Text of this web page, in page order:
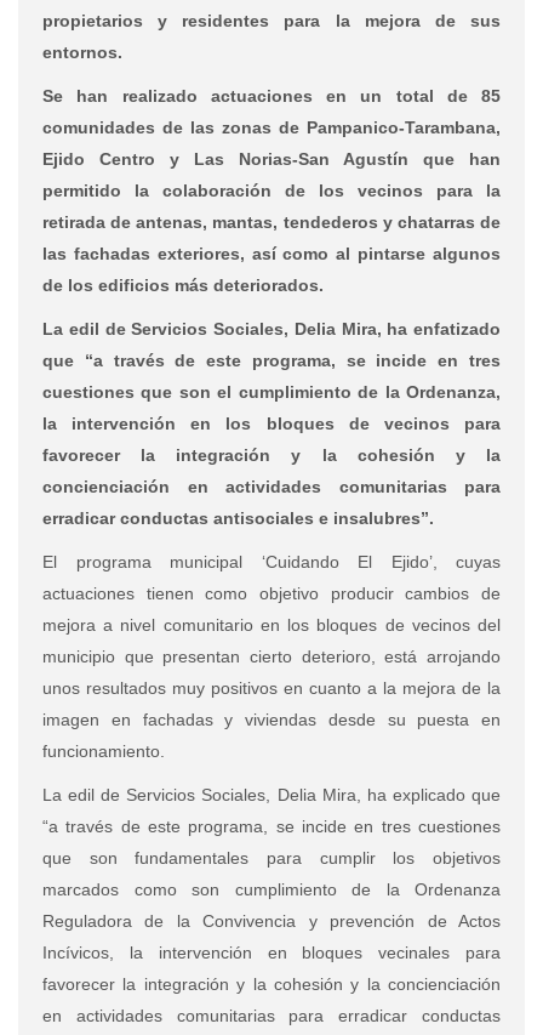
propietarios y residentes para la mejora de sus
entornos.
Se han realizado actuaciones en un total de 85
comunidades de las zonas de Pampanico-Tarambana,
Ejido Centro y Las Norias-San Agustín que han
permitido la colaboración de los vecinos para la
retirada de antenas, mantas, tendederos y chatarras de
las fachadas exteriores, así como al pintarse algunos
de los edificios más deteriorados.
La edil de Servicios Sociales, Delia Mira, ha enfatizado
que “a través de este programa, se incide en tres
cuestiones que son el cumplimiento de la Ordenanza,
la intervención en los bloques de vecinos para
favorecer la integración y la cohesión y la
concienciación en actividades comunitarias para
erradicar conductas antisociales e insalubres”.
El programa municipal ‘Cuidando El Ejido’, cuyas
actuaciones tienen como objetivo producir cambios de
mejora a nivel comunitario en los bloques de vecinos del
municipio que presentan cierto deterioro, está arrojando
unos resultados muy positivos en cuanto a la mejora de la
imagen en fachadas y viviendas desde su puesta en
funcionamiento.
La edil de Servicios Sociales, Delia Mira, ha explicado que
“a través de este programa, se incide en tres cuestiones
que son fundamentales para cumplir los objetivos
marcados como son cumplimiento de la Ordenanza
Reguladora de la Convivencia y prevención de Actos
Incívicos, la intervención en bloques vecinales para
favorecer la integración y la cohesión y la concienciación
en actividades comunitarias para erradicar conductas